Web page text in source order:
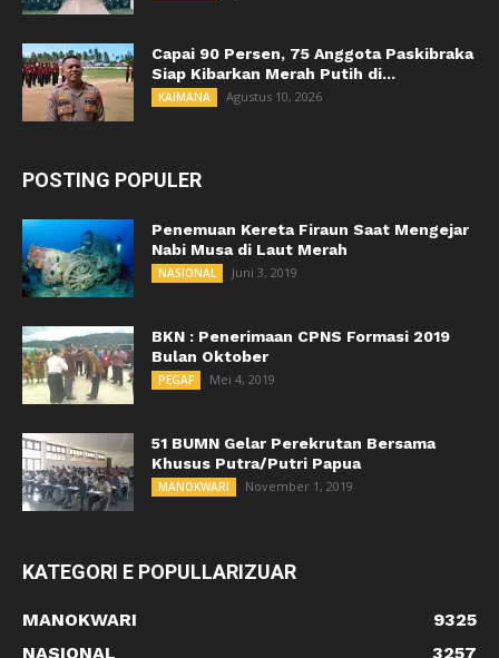
Capai 90 Persen, 75 Anggota Paskibraka
Siap Kibarkan Merah Putih di...
KAIMANA Agustus 10, 2026
POSTING POPULER
Penemuan Kereta Firaun Saat Mengejar
Nabi Musa di Laut Merah
NASIONAL Juni 3, 2019
BKN : Penerimaan CPNS Formasi 2019
Bulan Oktober
PEGAF Mei 4, 2019
51 BUMN Gelar Perekrutan Bersama
Khusus Putra/Putri Papua
MANOKWARI November 1, 2019
KATEGORI E POPULLARIZUAR
MANOKWARI
9325
NASIONAL
3257